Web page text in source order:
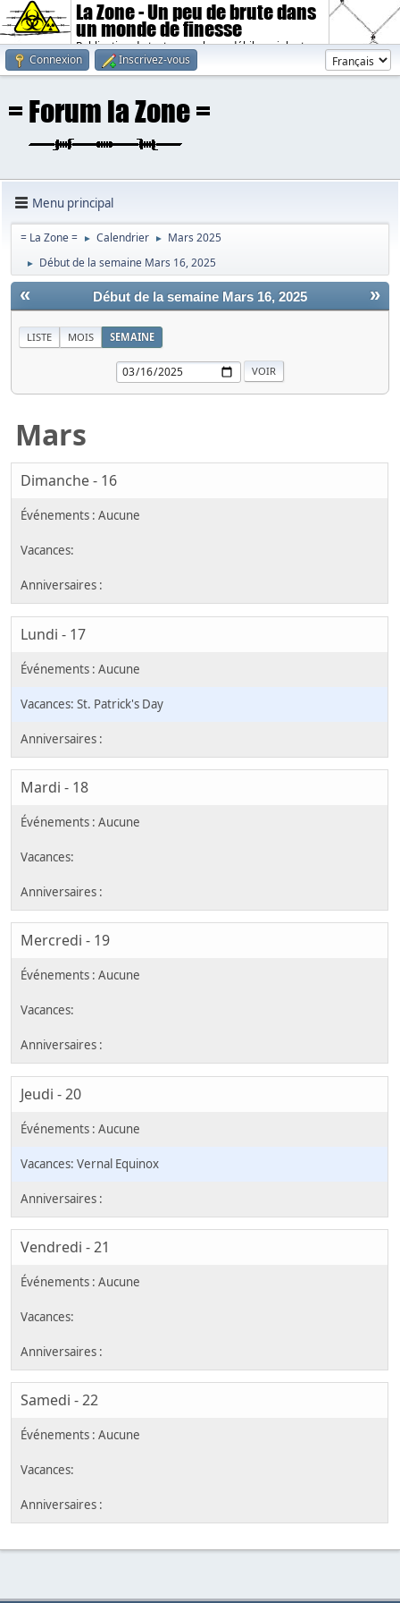
La Zone - Un peu de brute dans
un monde de finesse
Publication de textes sombres, débiles, violents.
Connexion
Inscrivez-vous
Menu principal
= La Zone = ► Calendrier ► Mars 2025
► Début de la semaine Mars 16, 2025
« »
Début de la semaine Mars 16, 2025
LISTE MOIS SEMAINE
Mars
Dimanche - 16
Lundi - 17
St. Patrick's Day
Mardi - 18
Mercredi - 19
Jeudi - 20
Vernal Equinox
Vendredi - 21
Samedi - 22